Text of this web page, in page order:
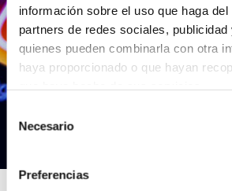
información sobre el uso que haga
partners de redes sociales, publicidad
quienes pueden combinarla con otra
haya proporcionado o que hayan
Necesario
Preferencias